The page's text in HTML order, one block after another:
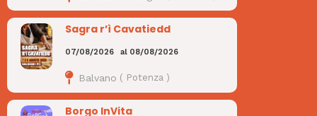
Sagra r’ì Cavatiedd
07/08/2026 al 08/08/2026
Balvano ( Potenza )
Borgo InVita